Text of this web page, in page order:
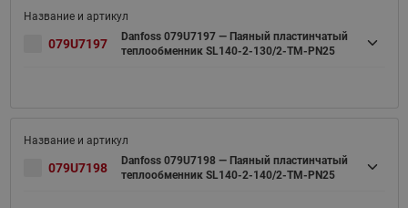
079U7197
Danfoss 079U7197 — Паяный пластинчатый
теплообменник SL140-2-130/2-TM-PN25
079U7198
Danfoss 079U7198 — Паяный пластинчатый
теплообменник SL140-2-140/2-TM-PN25